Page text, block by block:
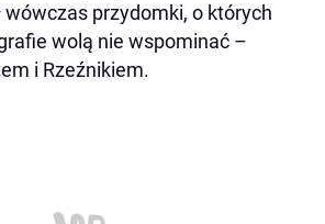
wówczas przydomki, o których
wolą nie wspominać –
i Rzeźnikiem.